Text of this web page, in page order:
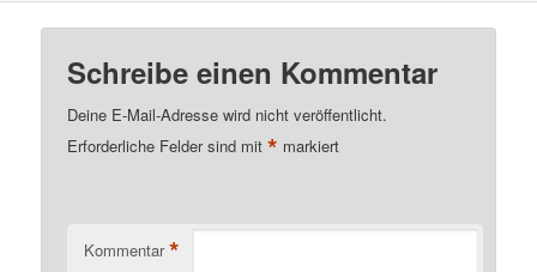
Schreibe einen Kommentar
Deine E-Mail-Adresse wird nicht veröffentlicht.
Erforderliche Felder sind mit* markiert
Kommentar *